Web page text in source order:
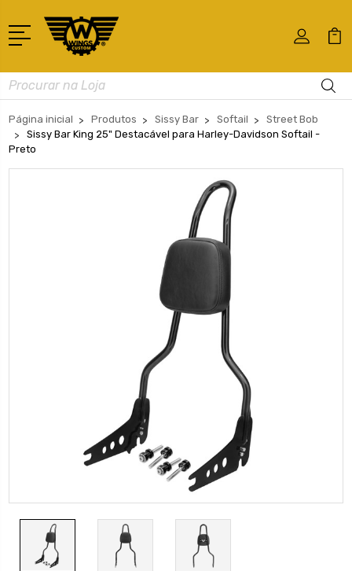
Busca
Página inicial Produtos Sissy Bar Softail
Street Bob
Sissy Bar King 25" Destacável para Harley-Davidson Softail -
Preto